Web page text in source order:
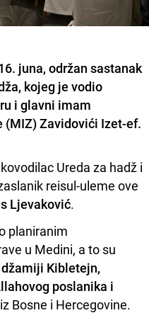
juna, održan sastanak
kojeg je vodio
i glavni imam
Zavidovići Izet-ef.
Ureda za hadž i
reisul-uleme ove
Ljevaković.
planiranim
u Medini, a to su
Kibletejn,
poslanika i
Bosne i Hercegovine.